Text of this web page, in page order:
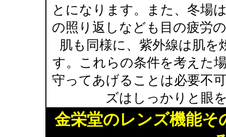
とになります。また、冬場
の照り返しなども目の疲労
肌も同様に、紫外線は肌
す。これらの条件を考えた
守ってあげることは必要不
ズはしっかりと眼
金栄堂のレンズ機能そ